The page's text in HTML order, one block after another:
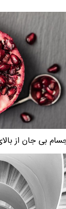
بی جان از